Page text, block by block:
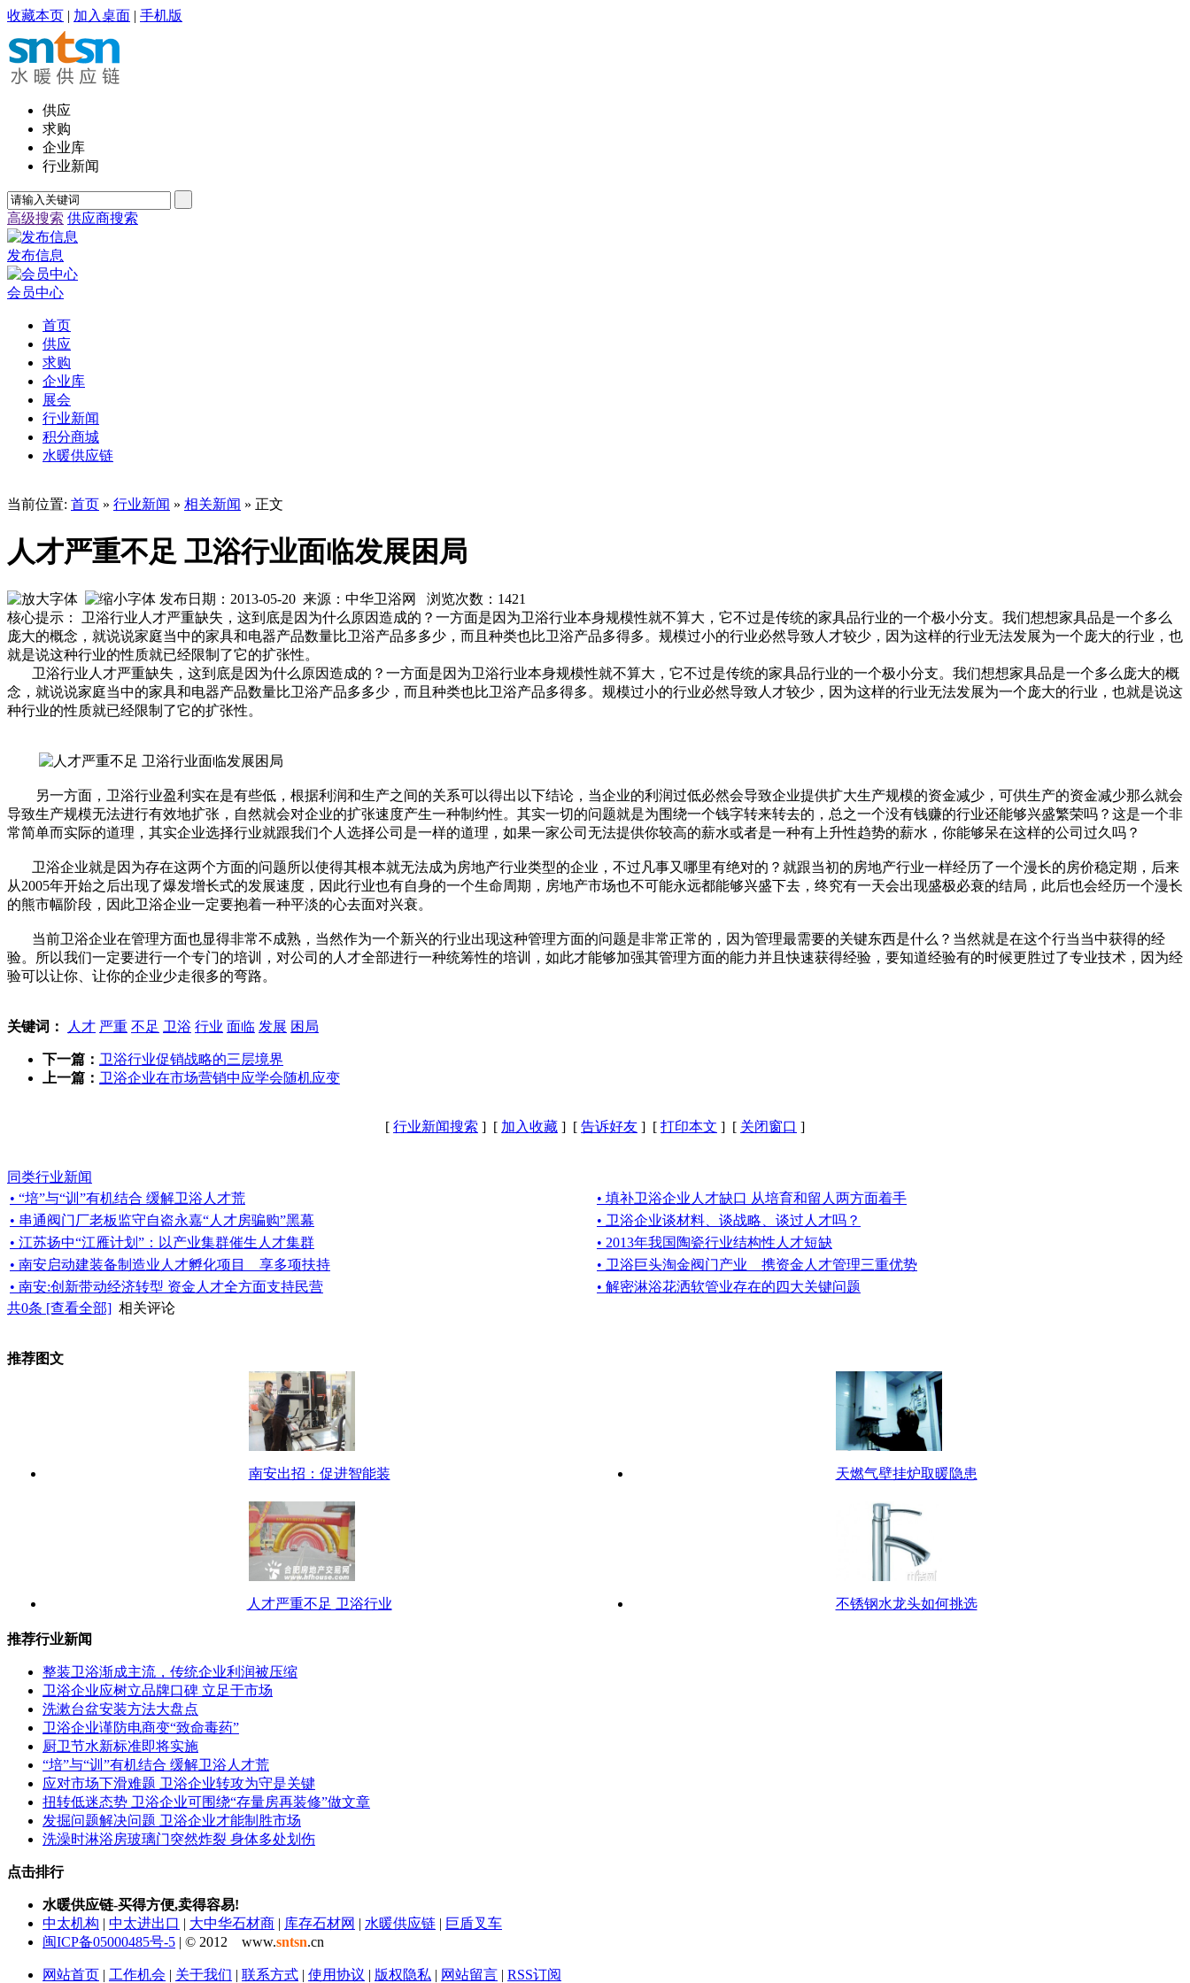
收藏本页 | 加入桌面 | 手机版
供应
求购
企业库
行业新闻
高级搜索 供应商搜索
发布信息
会员中心
首页
供应
求购
企业库
展会
行业新闻
积分商城
水暖供应链
当前位置: 首页 » 行业新闻 » 相关新闻 » 正文
人才严重不足 卫浴行业面临发展困局
发布日期：2013-05-20 来源：中华卫浴网 浏览次数： 1421
核心提示： 卫浴行业人才严重缺失，这到底是因为什么原因造成的？一方面是因为卫浴行业本身规模性就不算大，它不过是传统的家具品行业的一个极小分支。我们想想家具品是一个多么
庞大的概念，就说说家庭当中的家具和电器产品数量比卫浴产品多多少，而且种类也比卫浴产品多得多。规模过小的行业必然导致人才较少，因为这样的行业无法发展为一个庞大的行业，也
就是说这种行业的性质就已经限制了它的扩张性。
卫浴行业人才严重缺失，这到底是因为什么原因造成的？一方面是因为卫浴行业本身规模性就不算大，它不过是传统的家具品行业的一个极小分支。我们想想家具品是一个多么庞大的概
念，就说说家庭当中的家具和电器产品数量比卫浴产品多多少，而且种类也比卫浴产品多得多。规模过小的行业必然导致人才较少，因为这样的行业无法发展为一个庞大的行业，也就是说这
种行业的性质就已经限制了它的扩张性。
另一方面，卫浴行业盈利实在是有些低，根据利润和生产之间的关系可以得出以下结论，当企业的利润过低必然会导致企业提供扩大生产规模的资金减少，可供生产的资金减少那么就会
导致生产规模无法进行有效地扩张，自然就会对企业的扩张速度产生一种制约性。其实一切的问题就是为围绕一个钱字转来转去的，总之一个没有钱赚的行业还能够兴盛繁荣吗？这是一个非
常简单而实际的道理，其实企业选择行业就跟我们个人选择公司是一样的道理，如果一家公司无法提供你较高的薪水或者是一种有上升性趋势的薪水，你能够呆在这样的公司过久吗？
卫浴企业就是因为存在这两个方面的问题所以使得其根本就无法成为房地产行业类型的企业，不过凡事又哪里有绝对的？就跟当初的房地产行业一样经历了一个漫长的房价稳定期，后来
从2005年开始之后出现了爆发增长式的发展速度，因此行业也有自身的一个生命周期，房地产市场也不可能永远都能够兴盛下去，终究有一天会出现盛极必衰的结局，此后也会经历一个漫长
的熊市幅阶段，因此卫浴企业一定要抱着一种平淡的心去面对兴衰。
当前卫浴企业在管理方面也显得非常不成熟，当然作为一个新兴的行业出现这种管理方面的问题是非常正常的，因为管理最需要的关键东西是什么？当然就是在这个行当当中获得的经
验。所以我们一定要进行一个专门的培训，对公司的人才全部进行一种统筹性的培训，如此才能够加强其管理方面的能力并且快速获得经验，要知道经验有的时候更胜过了专业技术，因为经
验可以让你、让你的企业少走很多的弯路。
关键词： 人才 严重 不足 卫浴 行业 面临 发展 困局
下一篇： 卫浴行业促销战略的三层境界
上一篇： 卫浴企业在市场营销中应学会随机应变
[ 行业新闻搜索 ] [ 加入收藏 ] [ 告诉好友 ] [ 打印本文 ] [ 关闭窗口 ]
同类行业新闻
• “培”与“训”有机结合 缓解卫浴人才荒
• 填补卫浴企业人才缺口 从培育和留人两方面着手
• 串通阀门厂老板监守自盗永嘉“人才房骗购”黑幕
• 卫浴企业谈材料、谈战略、谈过人才吗？
• 江苏扬中“江雁计划”：以产业集群催生人才集群
• 2013年我国陶瓷行业结构性人才短缺
• 南安启动建装备制造业人才孵化项目 享多项扶持
• 卫浴巨头淘金阀门产业 携资金人才管理三重优势
• 南安:创新带动经济转型 资金人才全方面支持民营
• 解密淋浴花洒软管业存在的四大关键问题
共0条 [查看全部] 相关评论
推荐图文
南安出招：促进智能装 天燃气壁挂炉取暖隐患
人才严重不足 卫浴行业 不锈钢水龙头如何挑选
推荐行业新闻
整装卫浴渐成主流，传统企业利润被压缩
卫浴企业应树立品牌口碑 立足于市场
洗漱台盆安装方法大盘点
卫浴企业谨防电商变“致命毒药”
厨卫节水新标准即将实施
“培”与“训”有机结合 缓解卫浴人才荒
应对市场下滑难题 卫浴企业转攻为守是关键
扭转低迷态势 卫浴企业可围绕“存量房再装修”做文章
发掘问题解决问题 卫浴企业才能制胜市场
洗澡时淋浴房玻璃门突然炸裂 身体多处划伤
点击排行
水暖供应链-买得方便,卖得容易!
中太机构 | 中太进出口 | 大中华石材商 | 库存石材网 | 水暖供应链 | 巨盾叉车
闽ICP备05000485号-5 | © 2012 www.sntsn.cn
网站首页 | 工作机会 | 关于我们 | 联系方式 | 使用协议 | 版权隐私 | 网站留言 | RSS订阅